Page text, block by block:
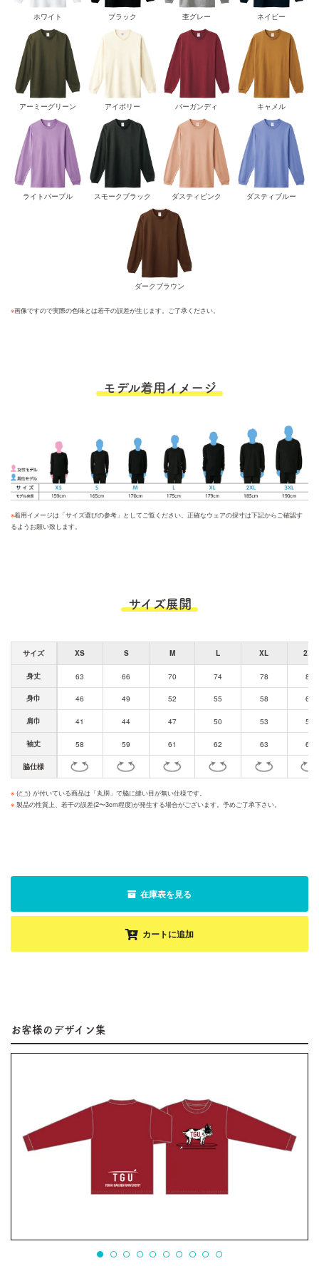
ホワイト ブラック 杢グレー ネイビー
アーミーグリーン アイボリー バーガンディ キャメル
ライトパープル スモークブラック ダスティピンク ダスティブルー
ダークブラウン
※画像ですので実際の色味とは若干の誤差が生じます。ご了承ください。
モデル着用イメージ
※着用イメージは「サイズ選びの参考」としてご覧ください。正確なウェアの採寸は下記からご確認す
るようお願い致します。
サイズ展開
サイズ XS S M L XL 2XL
身丈 63 66 70 74 78 82
身巾 46 49 52 55 58 61
肩巾 41 44 47 50 53 56
袖丈 58 59 61 62 63 63
脇仕様
※ (
) が付いている商品は「丸胴」で脇に縫い目が無い仕様です。
※ 製品の性質上、若干の誤差(2〜3cm程度)が発生する場合がございます。予めご了承下さい。
在庫表を見る
カートに追加
お客様のデザイン集